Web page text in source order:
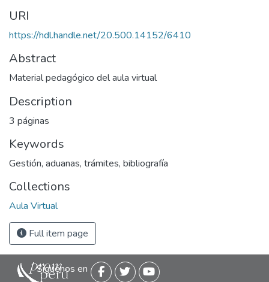
URI
https://hdl.handle.net/20.500.14152/6410
Abstract
Material pedagógico del aula virtual
Description
3 páginas
Keywords
Gestión, aduanas, trámites, bibliografía
Collections
Aula Virtual
Full item page
Siguenos en